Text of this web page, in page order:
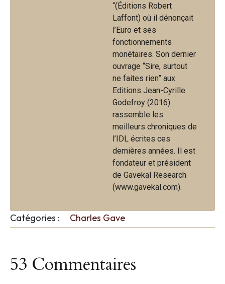
“(Éditions Robert
Laffont) où il dénonçait
l’Euro et ses
fonctionnements
monétaires. Son dernier
ouvrage “Sire, surtout
ne faites rien” aux
Editions Jean-Cyrille
Godefroy (2016)
rassemble les
meilleurs chroniques de
l’IDL écrites ces
dernières années. Il est
fondateur et président
de Gavekal Research
(www.gavekal.com).
Catégories : Charles Gave
53 Commentaires